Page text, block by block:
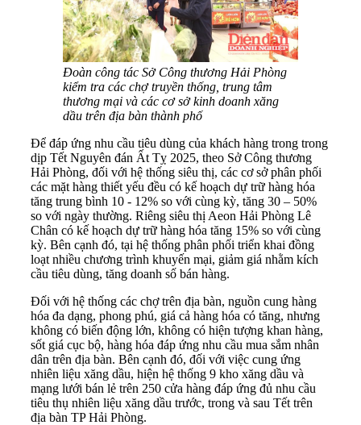
Đoàn công tác Sở Công thương Hải Phòng
kiểm tra các chợ truyền thống, trung tâm
thương mại và các cơ sở kinh doanh xăng
dầu trên địa bàn thành phố
Để đáp ứng nhu cầu tiêu dùng của khách hàng trong trong
dịp Tết Nguyên đán Ất Tỵ 2025, theo Sở Công thương
Hải Phòng, đối với hệ thống siêu thị, các cơ sở phân phối
các mặt hàng thiết yếu đều có kế hoạch dự trữ hàng hóa
tăng trung bình 10 - 12% so với cùng kỳ, tăng 30 – 50%
so với ngày thường. Riêng siêu thị Aeon Hải Phòng Lê
Chân có kế hoạch dự trữ hàng hóa tăng 15% so với cùng
kỳ. Bên cạnh đó, tại hệ thống phân phối triển khai đồng
loạt nhiều chương trình khuyến mại, giảm giá nhằm kích
cầu tiêu dùng, tăng doanh số bán hàng.
Đối với hệ thống các chợ trên địa bàn, nguồn cung hàng
hóa đa dạng, phong phú, giá cả hàng hóa có tăng, nhưng
không có biến động lớn, không có hiện tượng khan hàng,
sốt giá cục bộ, hàng hóa đáp ứng nhu cầu mua sắm nhân
dân trên địa bàn. Bên cạnh đó, đối với việc cung ứng
nhiên liệu xăng dầu, hiện hệ thống 9 kho xăng dầu và
mạng lưới bán lẻ trên 250 cửa hàng đáp ứng đủ nhu cầu
tiêu thụ nhiên liệu xăng dầu trước, trong và sau Tết trên
địa bàn TP Hải Phòng.